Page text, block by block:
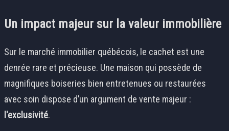
Un impact majeur sur la valeur immobilière
Sur le marché immobilier québécois, le cachet est une
denrée rare et précieuse. Une maison qui possède de
magnifiques boiseries bien entretenues ou restaurées
avec soin dispose d’un argument de vente majeur :
l'exclusivité.